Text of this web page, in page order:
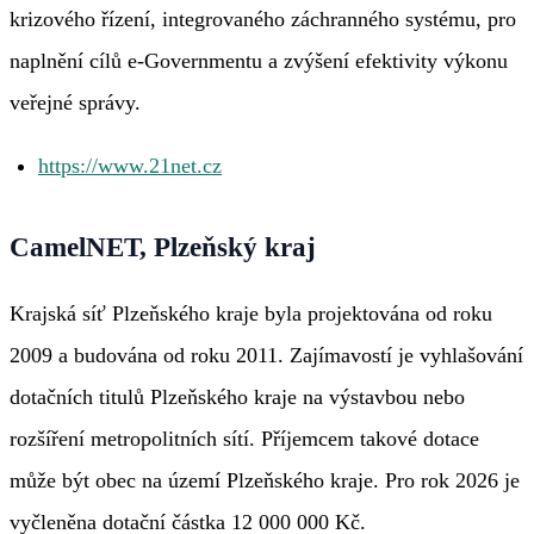
krizového řízení, integrovaného záchranného systému, pro
naplnění cílů e-Governmentu a zvýšení efektivity výkonu
veřejné správy.
https://www.21net.cz
CamelNET, Plzeňský kraj
Krajská síť Plzeňského kraje byla projektována od roku
2009 a budována od roku 2011. Zajímavostí je vyhlašování
dotačních titulů Plzeňského kraje na výstavbou nebo
rozšíření metropolitních sítí. Příjemcem takové dotace
může být obec na území Plzeňského kraje. Pro rok 2026 je
vyčleněna dotační částka 12 000 000 Kč.